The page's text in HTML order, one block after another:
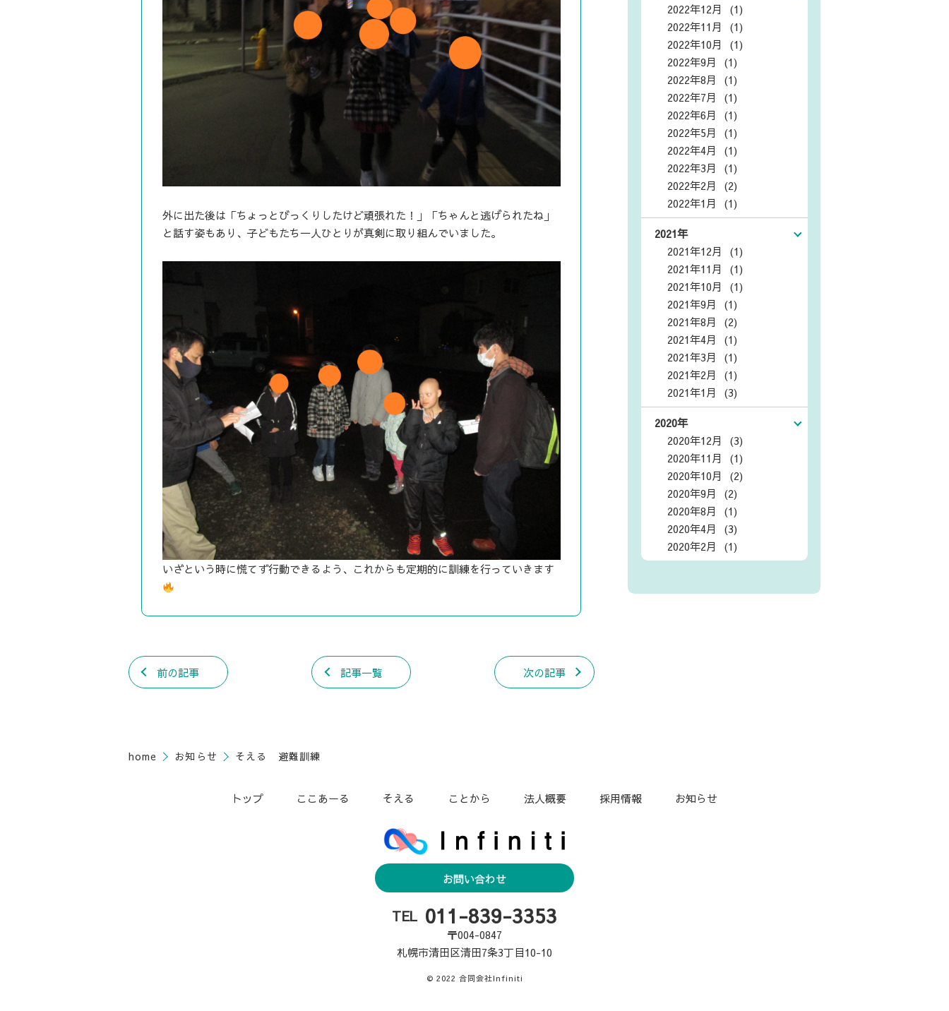
外に出た後は「ちょっとびっくりしたけど頑張れた！」「ちゃんと逃げられたね」
と話す姿もあり、子どもたち一人ひとりが真剣に取り組んでいました。
いざという時に慌てず行動できるよう、これからも定期的に訓練を行っていきます
前の記事 記事一覧 次の記事
2022年12月 (1)
2022年11月 (1)
2022年10月 (1)
2022年9月 (1)
2022年8月 (1)
2022年7月 (1)
2022年6月 (1)
2022年5月 (1)
2022年4月 (1)
2022年3月 (1)
2022年2月 (2)
2022年1月 (1)
2021年
2021年12月 (1)
2021年11月 (1)
2021年10月 (1)
2021年9月 (1)
2021年8月 (2)
2021年4月 (1)
2021年3月 (1)
2021年2月 (1)
2021年1月 (3)
2020年
2020年12月 (3)
2020年11月 (1)
2020年10月 (2)
2020年9月 (2)
2020年8月 (1)
2020年4月 (3)
2020年2月 (1)
home お知らせ そえる 避難訓練
トップ ここあーる そえる ことから 法人概要 採用情報 お知らせ
お問い合わせ
TEL 011-839-3353
〒004-0847
札幌市清田区清田7条3丁目10-10
© 2022 合同会社Infiniti